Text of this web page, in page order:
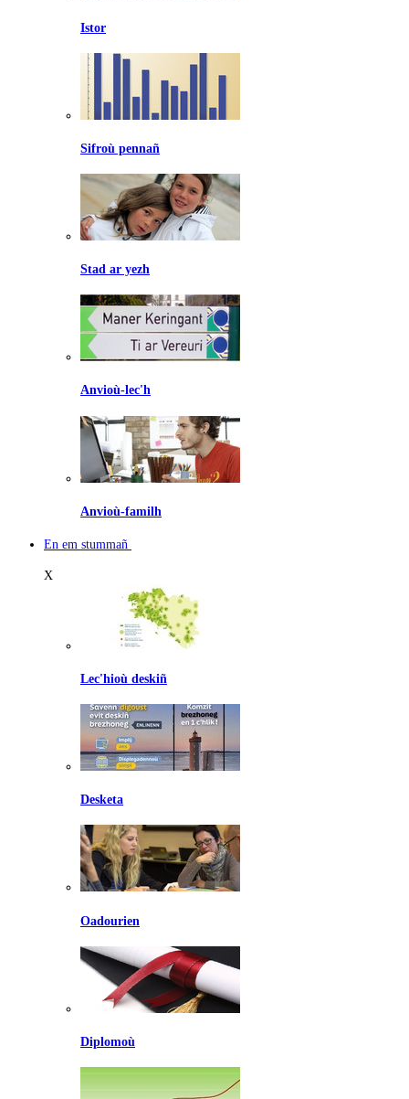
Istor
Sifroù pennañ
Stad ar yezh
Anvioù-lec'h
Anvioù-familh
En em stummañ
X
Lec'hioù deskiñ
Desketa
Oadourien
Diplomoù